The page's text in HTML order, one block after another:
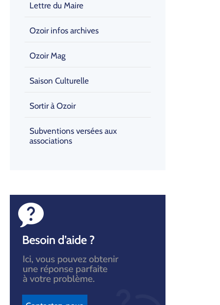
Lettre du Maire
Ozoir infos archives
Ozoir Mag
Saison Culturelle
Sortir à Ozoir
Subventions versées aux
associations